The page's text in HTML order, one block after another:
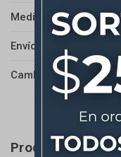
Medios de pago
Envíos
Cambios y
Productos que